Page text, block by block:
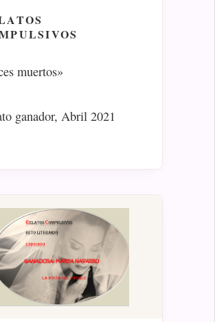
muertos»
ganador, Abril 2021